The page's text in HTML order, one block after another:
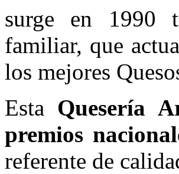
surge en 1990
familiar, que
los mejores
Esta Quesería
premios
referente de